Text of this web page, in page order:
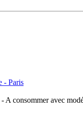
- Paris
A consommer avec